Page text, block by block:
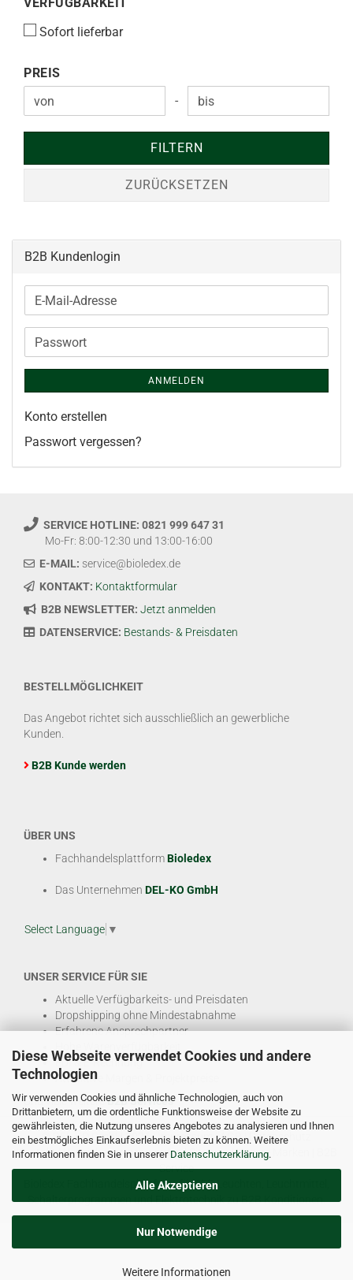
Diese Webseite verwendet Cookies und andere
Technologien
Wir verwenden Cookies und ähnliche Technologien, auch von
Drittanbietern, um die ordentliche Funktionsweise der Website zu
gewährleisten, die Nutzung unseres Angebotes zu analysieren und Ihnen
ein bestmögliches Einkaufserlebnis bieten zu können. Weitere
Informationen finden Sie in unserer Datenschutzerklärung.
Alle Akzeptieren
Nur Notwendige
Weitere Informationen
Sofort lieferbar
PREIS
PREIS
Preis bis
-
FILTERN
ZURÜCKSETZEN
B2B Kundenlogin
E-
Mail-
Adresse
Passwort
ANMELDEN
Konto erstellen
Passwort vergessen?
SERVICE HOTLINE: 0821 999 647 31
Mo-Fr: 8:00-12:30 und 13:00-16:00
E-MAIL: service@bioledex.de
KONTAKT: Kontaktformular
B2B NEWSLETTER: Jetzt anmelden
DATENSERVICE: Bestands- & Preisdaten
BESTELLMÖGLICHKEIT
Das Angebot richtet sich ausschließlich an gewerbliche
Kunden.
B2B Kunde werden
ÜBER UNS
FachhandelsplattformBioledex
Das Unternehmen DEL-KO GmbH
Select Language ▼
UNSER SERVICE FÜR SIE
Aktuelle Verfügbarkeits- und Preisdaten
Dropshipping ohne Mindestabnahme
Erfahrene Ansprechpartner
Hohe Warenverfügbarkeit
EDI & E-Rechnung
Attraktive Margen & Projektpreise
Und viele weitereB2B Services
© DEL-KO GmbH 2026 |Impressum|AGB| Datenschutz
Kontakt|Vertriebspartner werden|Sitemap|Unsere Marken
Service
Bioledex Fachhandelsplattform für LED Leuchten, Leuchtmittel,
Schalterprogrammen und Elektrotechnik zu B2B Konditionen.